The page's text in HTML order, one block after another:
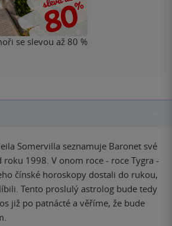
se slevou až 80 %
Somervilla seznamuje Baronet své
1998. V onom roce - roce Tygra -
čínské horoskopy dostali do rukou,
Tento proslulý astrolog bude tedy
již po patnácté a věříme, že bude